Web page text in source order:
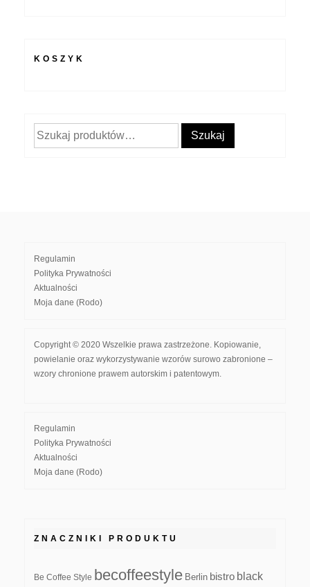
KOSZYK
Szukaj: Szukaj
Regulamin
Polityka Prywatności
Aktualności
Moja dane (Rodo)
Copyright © 2020 Wszelkie prawa zastrzeżone. Kopiowanie,
powielanie oraz wykorzystywanie wzorów surowo zabronione –
wzory chronione prawem autorskim i patentowym.
Regulamin
Polityka Prywatności
Aktualności
Moja dane (Rodo)
ZNACZNIKI PRODUKTU
Be Coffee Style becoffeestyle Berlin bistro black